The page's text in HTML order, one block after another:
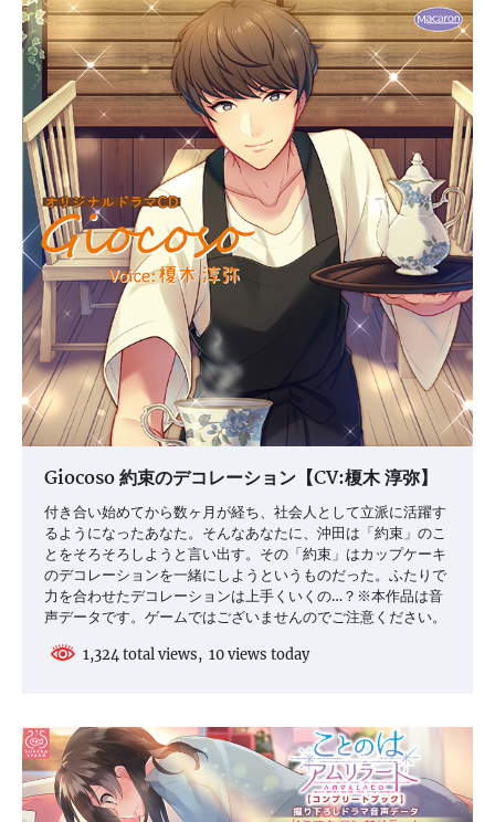
Giocoso 約束のデコレーション【CV:榎木 淳弥】
付き合い始めてから数ヶ月が経ち、社会人として立派に活躍す
るようになったあなた。そんなあなたに、沖田は「約束」のこ
とをそろそろしようと言い出す。その「約束」はカップケーキ
のデコレーションを一緒にしようというものだった。ふたりで
力を合わせたデコレーションは上手くいくの…？※本作品は音
声データです。ゲームではございませんのでご注意ください。
1,324 total views, 10 views today